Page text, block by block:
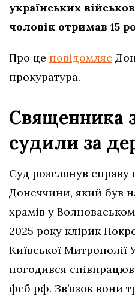
українських
чоловік отримав 15
Про це повідомляє
прокуратура.
Священника
судили за
Суд розглянув
Донеччини, який був
храмів у
2025 року клірик
Київської
погодився
фсб рф. Зв’язок вони